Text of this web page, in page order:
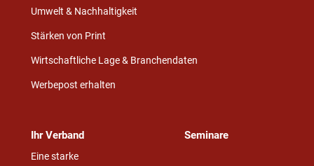
Umwelt & Nachhaltigkeit
Stärken von Print
Wirtschaftliche Lage & Branchendaten
Werbepost erhalten
Ihr Verband
Eine starke
Seminare